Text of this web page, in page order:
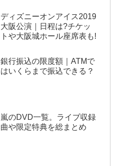
ディズニーオンアイス2019
大阪公演｜日程は?チケッ
トや大阪城ホール座席表も!
銀行振込の限度額｜ATMで
はいくらまで振込できる？
嵐のDVD一覧。ライブ収録
曲や限定特典を総まとめ